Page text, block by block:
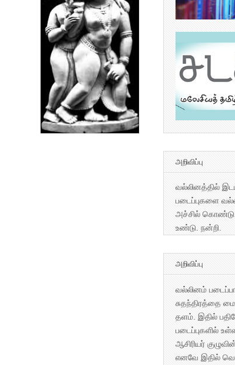
அறிவிப்பு
வல்லினத்தில்
படைப்புகளை
அச்சில் கொண்டு
உண்டு. நன்றி.
அறிவிப்பு
வல்லினம்
சுதந்திரத்தை
தளம். இதில்
படைப்புகளில்
ஆசிரியர்
எனவே இதில்